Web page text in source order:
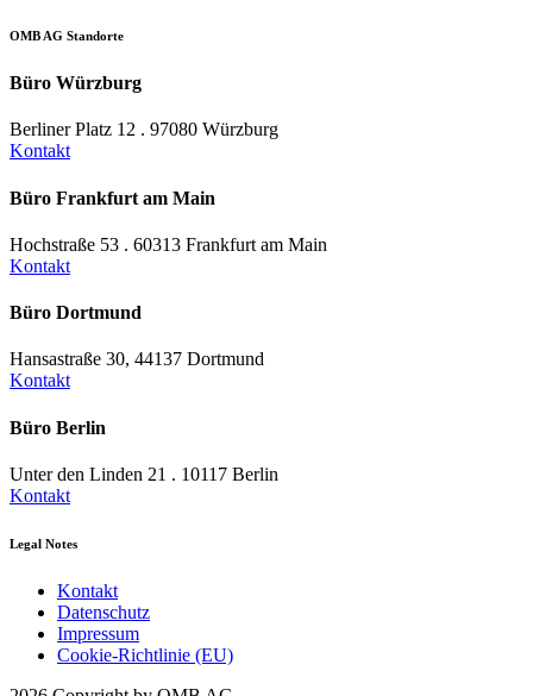
OMB AG Standorte
Büro Würzburg
Berliner Platz 12 . 97080 Würzburg
Kontakt
Büro Frankfurt am Main
Hochstraße 53 . 60313 Frankfurt am Main
Kontakt
Büro Dortmund
Hansastraße 30, 44137 Dortmund
Kontakt
Büro Berlin
Unter den Linden 21 . 10117 Berlin
Kontakt
Legal Notes
Kontakt
Datenschutz
Impressum
Cookie-Richtlinie (EU)